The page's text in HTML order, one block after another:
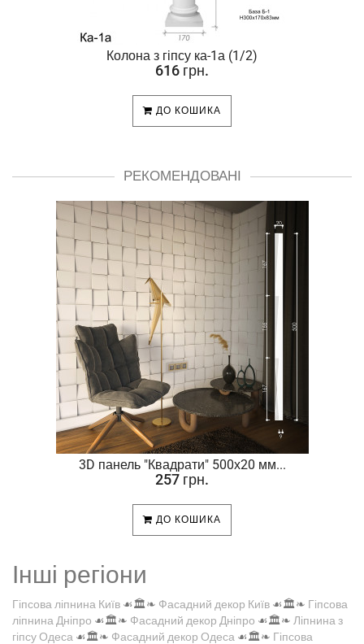
Колона з гіпсу ка-1а (1/2)
616 грн.
ДО КОШИКА
РЕКОМЕНДОВАНІ
3D панель "Квадрати" 500х20 мм...
257 грн.
ДО КОШИКА
Інші регіони
Гіпсова ліпнина Київ ☙🏛️❧ Фасадний декор Київ ☙🏛️❧ Гіпсова
ліпнина Дніпро ☙🏛️❧ Фасадний декор Дніпро ☙🏛️❧ Ліпнина з
гіпсу Одеса ☙🏛️❧ Фасадний декор Одеса ☙🏛️❧ Гіпсова